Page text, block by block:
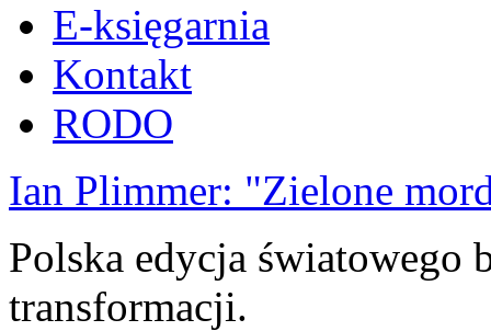
E-księgarnia
Kontakt
RODO
Ian Plimmer: "Zielone
Polska edycja światowego
transformacji.